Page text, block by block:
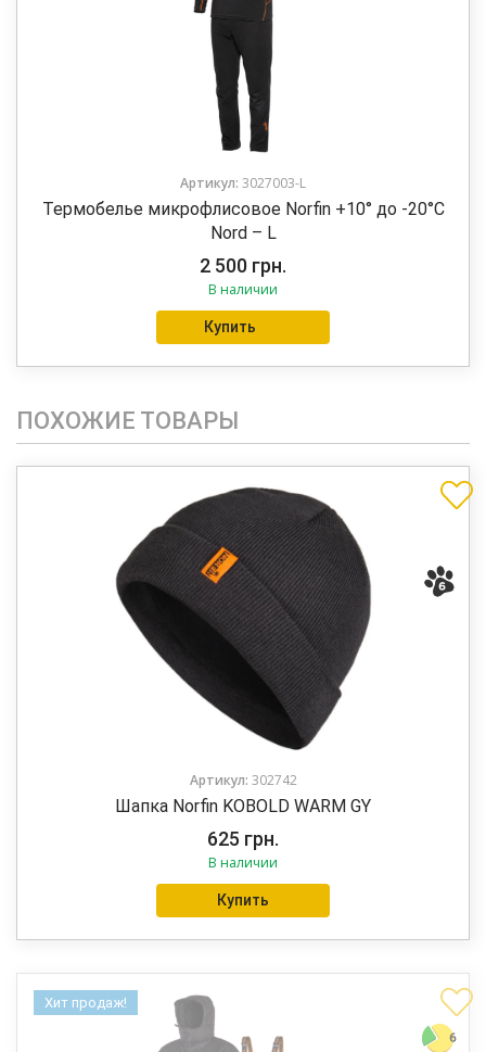
Артикул: 3027003-L
Термобелье микрофлисовое Norfin +10° до -20°C
Nord – L
2 500 грн.
В наличии
Купить
ПОХОЖИЕ ТОВАРЫ
Артикул: 302742
Шапка Norfin KOBOLD WARM GY
625 грн.
В наличии
Купить
Хит продаж!